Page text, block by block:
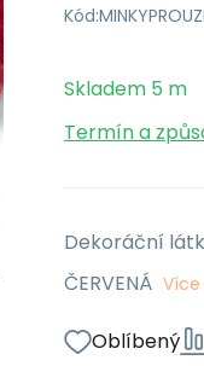
Kód:
Skladem 5 m
Termín a
Dekoráční
ČERVENÁ Více
Oblíbený